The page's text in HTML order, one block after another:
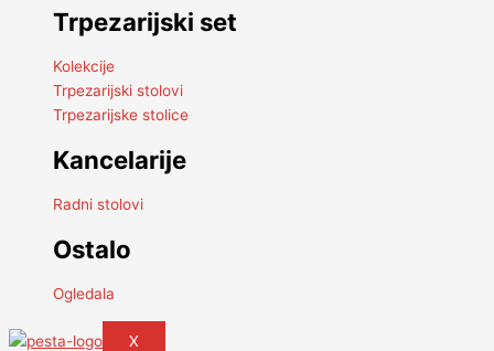
Trpezarijski set
Kolekcije
Trpezarijski stolovi
Trpezarijske stolice
Kancelarije
Radni stolovi
Ostalo
Ogledala
X